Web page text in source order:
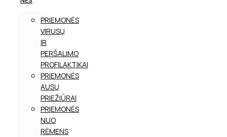
PRIEMONĖS
VIRUSŲ
IR
PERŠALIMO
PROFILAKTIKAI
PRIEMONĖS
AUSŲ
PRIEŽIŪRAI
PRIEMONĖS
NUO
RĖMENS